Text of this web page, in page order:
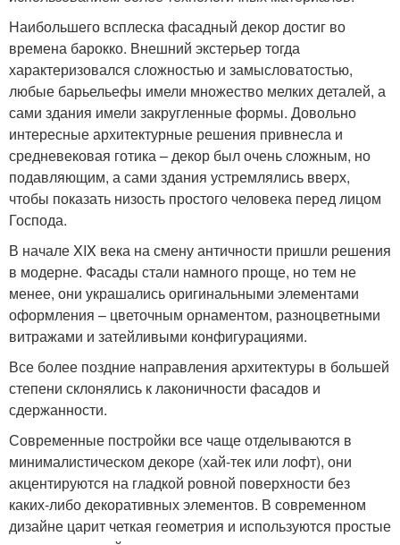
Наибольшего всплеска фасадный декор достиг во
времена барокко. Внешний экстерьер тогда
характеризовался сложностью и замысловатостью,
любые барьельефы имели множество мелких деталей, а
сами здания имели закругленные формы. Довольно
интересные архитектурные решения привнесла и
средневековая готика – декор был очень сложным, но
подавляющим, а сами здания устремлялись вверх,
чтобы показать низость простого человека перед лицом
Господа.
В начале XIX века на смену античности пришли решения
в модерне. Фасады стали намного проще, но тем не
менее, они украшались оригинальными элементами
оформления – цветочным орнаментом, разноцветными
витражами и затейливыми конфигурациями.
Все более поздние направления архитектуры в большей
степени склонялись к лаконичности фасадов и
сдержанности.
Современные постройки все чаще отделываются в
минималистическом декоре (хай-тек или лофт), они
акцентируются на гладкой ровной поверхности без
каких-либо декоративных элементов. В современном
дизайне царит четкая геометрия и используются простые